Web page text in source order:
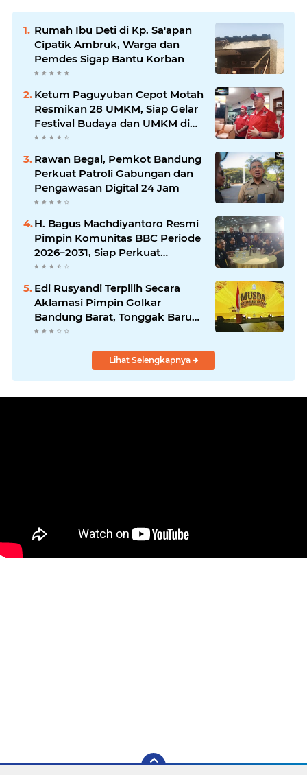
Rumah Ibu Deti di Kp. Sa'apan
Cipatik Ambruk, Warga dan
Pemdes Sigap Bantu Korban
Ketum Paguyuban Cepot Motah
Resmikan 28 UMKM, Siap Gelar
Festival Budaya dan UMKM di
Jalan Braga
Rawan Begal, Pemkot Bandung
Perkuat Patroli Gabungan dan
Pengawasan Digital 24 Jam
H. Bagus Machdiyantoro Resmi
Pimpin Komunitas BBC Periode
2026–2031, Siap Perkuat
Solidaritas dan Hadirkan
Masyarakat
Edi Rusyandi Terpilih Secara
Aklamasi Pimpin Golkar
Bandung Barat, Tonggak Baru
Kepemimpinan Harmonis
Lihat Selengkapnya